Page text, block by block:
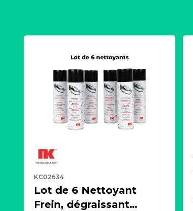
KC02634
Lot de 6 Nettoyant
Frein, dégraissant